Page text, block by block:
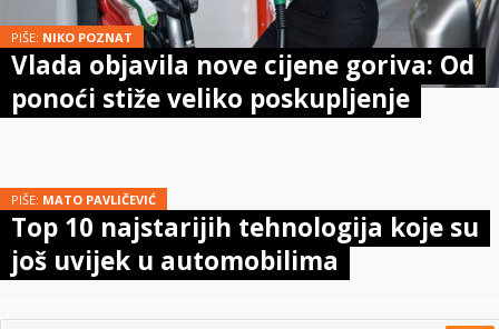
PIŠE: NIKO POZNAT
Vlada objavila nove cijene goriva: Od
ponoći stiže veliko poskupljenje
PIŠE: MATO PAVLIČEVIĆ
Top 10 najstarijih tehnologija koje su
još uvijek u automobilima